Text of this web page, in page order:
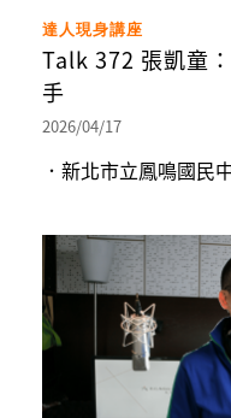
達人現身講座
Talk 372 張凱童
手
2026/04/17
．新北市立鳳鳴國民